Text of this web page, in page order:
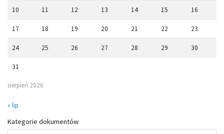
sierpień 2026
10 11 12 13 14 15 16
17 18 19 20 21 22 23
24 25 26 27 28 29 30
31
« lip
Kategorie dokumentów